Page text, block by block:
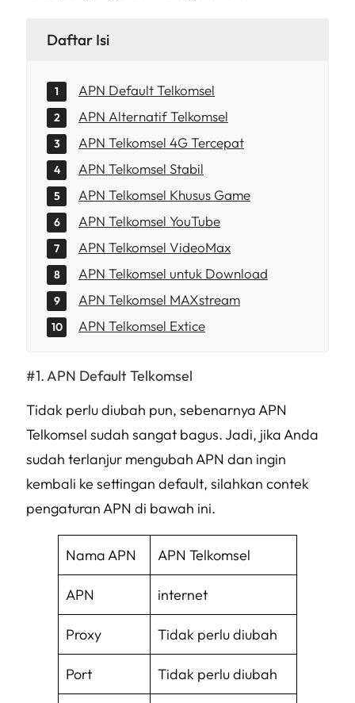
Daftar Isi
APN Default Telkomsel
APN Alternatif Telkomsel
APN Telkomsel 4G Tercepat
APN Telkomsel Stabil
APN Telkomsel Khusus Game
APN Telkomsel YouTube
APN Telkomsel VideoMax
APN Telkomsel untuk Download
APN Telkomsel MAXstream
APN Telkomsel Extice
APN Default Telkomsel
Tidak perlu diubah pun, sebenarnya APN
Telkomsel sudah sangat bagus. Jadi, jika Anda
sudah terlanjur mengubah APN dan ingin
kembali ke settingan default, silahkan contek
pengaturan APN di bawah ini.
Nama APN APN Telkomsel
APN internet
Proxy Tidak perlu diubah
Port Tidak perlu diubah